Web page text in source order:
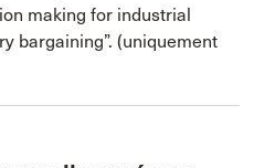
making for industrial
bargaining”. (uniquement